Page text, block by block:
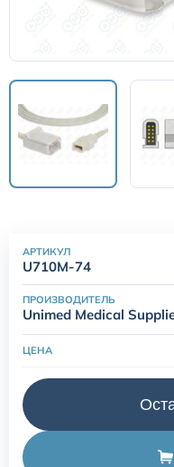
АРТИКУЛ
U710M-74
ПРОИЗВОДИТЕЛЬ
Unimed Medical
ЦЕНА
Датчики потока для
Электроды для ЭКГ
Пульсоксиметры
Кабели для
Подбор по марке
Оригинальные
Nihon Kohden
Расходные материалы
Sentec